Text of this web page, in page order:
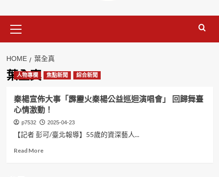
Menu
HOME 葉全真
葉全真
人物專欄 焦點新聞 綜合新聞
秦楊宣佈大事「霹靂火秦楊公益巡迴演唱會」 回歸舞臺
心情激動！
p7532 2025-04-23
【記者 彭可/臺北報導】55歲的資深藝人...
Read MoreRead